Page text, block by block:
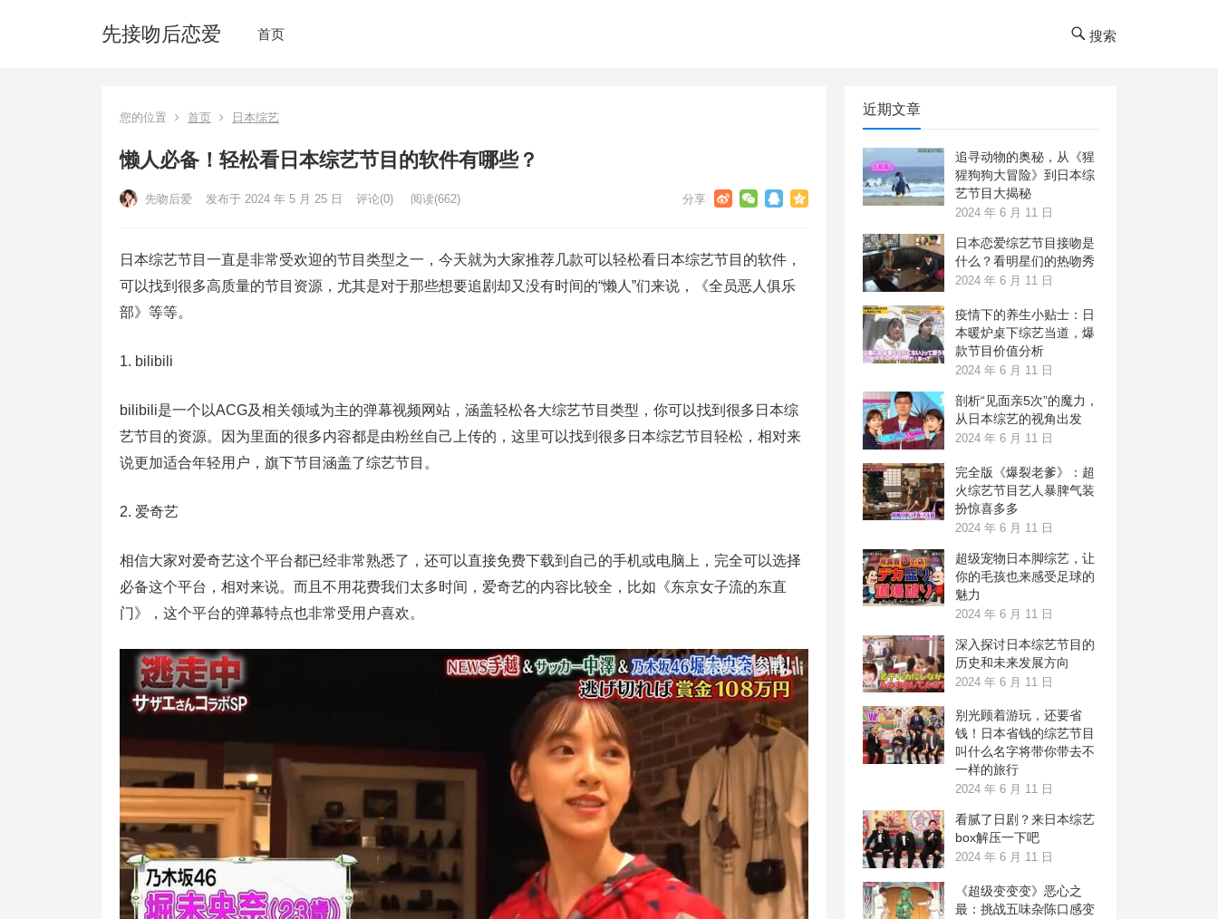
先接吻后恋爱 首页 搜索
您的位置 首页 日本综艺
懒人必备！轻松看日本综艺节目的软件有哪些？
先吻后爱 发布于 2024 年 5 月 25 日 评论(0) 阅读(662)
日本综艺节目一直是非常受欢迎的节目类型之一，今天就为大家推荐几款可以轻松看日本综艺节目的软件，
可以找到很多高质量的节目资源，尤其是对于那些想要追剧却又没有时间的“懒人”们来说，《全员恶人俱乐
部》等等。
1. bilibili
bilibili是一个以ACG及相关领域为主的弹幕视频网站，涵盖轻松各大综艺节目类型，你可以找到很多日本综
艺节目的资源。因为里面的很多内容都是由粉丝自己上传的，这里可以找到很多日本综艺节目轻松，相对来
说更加适合年轻用户，旗下节目涵盖了综艺节目。
2. 爱奇艺
相信大家对爱奇艺这个平台都已经非常熟悉了，还可以直接免费下载到自己的手机或电脑上，完全可以选择
必备这个平台，相对来说。而且不用花费我们太多时间，爱奇艺的内容比较全，比如《东京女子流的东直
门》，这个平台的弹幕特点也非常受用户喜欢。
近期文章
追寻动物的奥秘，从《猩
猩狗狗大冒险》到日本综
艺节目大揭秘
2024 年 6 月 11 日
日本恋爱综艺节目接吻是
什么？看明星们的热吻秀
2024 年 6 月 11 日
疫情下的养生小贴士：日
本暖炉桌下综艺当道，爆
款节目价值分析
2024 年 6 月 11 日
剖析“见面亲5次”的魔力，
从日本综艺的视角出发
2024 年 6 月 11 日
完全版《爆裂老爹》：超
火综艺节目艺人暴脾气装
扮惊喜多多
2024 年 6 月 11 日
超级宠物日本脚综艺，让
你的毛孩也来感受足球的
魅力
2024 年 6 月 11 日
深入探讨日本综艺节目的
历史和未来发展方向
2024 年 6 月 11 日
别光顾着游玩，还要省
钱！日本省钱的综艺节目
叫什么名字将带你带去不
一样的旅行
2024 年 6 月 11 日
看腻了日剧？来日本综艺
box解压一下吧
2024 年 6 月 11 日
《超级变变变》恶心之
最：挑战五味杂陈口感变